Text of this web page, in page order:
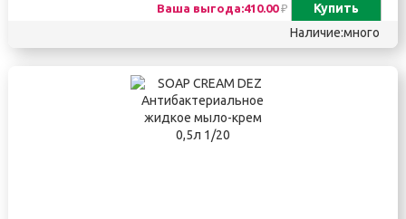
Ваша выгода:410.00₽
Купить
Наличие:много